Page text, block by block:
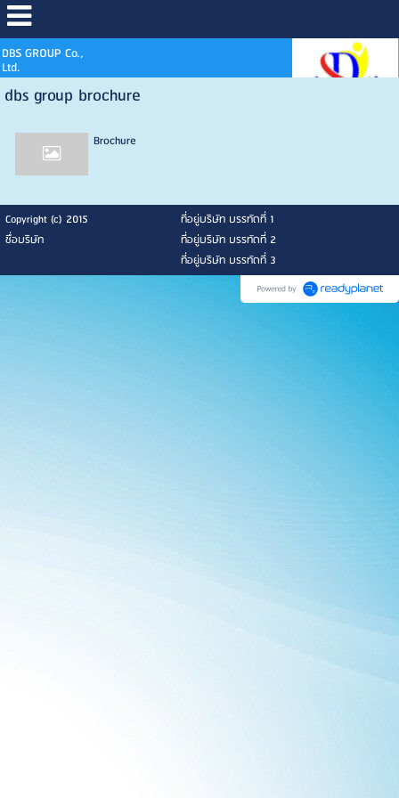
DBS GROUP Co.,
Ltd.
dbs group brochure
Brochure
Copyright (c) 2015
ที่อยู่บริษัท บรรทัดที่ 1
ชื่อบริษัท
ที่อยู่บริษัท บรรทัดที่ 2
ที่อยู่บริษัท บรรทัดที่ 3